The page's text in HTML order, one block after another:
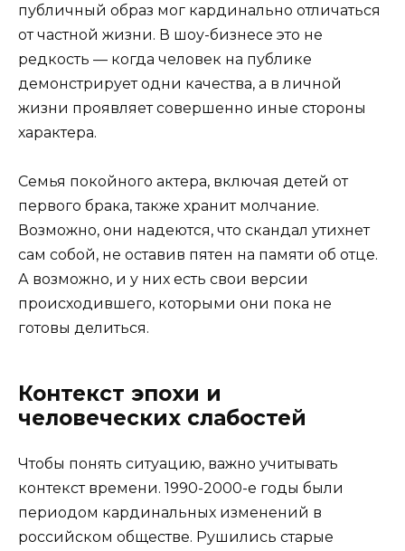
публичный образ мог кардинально отличаться
от частной жизни. В шоу-бизнесе это не
редкость — когда человек на публике
демонстрирует одни качества, а в личной
жизни проявляет совершенно иные стороны
характера.
Семья покойного актера, включая детей от
первого брака, также хранит молчание.
Возможно, они надеются, что скандал утихнет
сам собой, не оставив пятен на памяти об отце.
А возможно, и у них есть свои версии
происходившего, которыми они пока не
готовы делиться.
Контекст эпохи и
человеческих слабостей
Чтобы понять ситуацию, важно учитывать
контекст времени. 1990-2000-е годы были
периодом кардинальных изменений в
российском обществе. Рушились старые